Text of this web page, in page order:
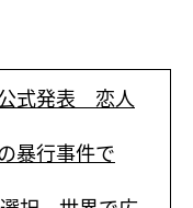
式発表 恋人
暴行事件で